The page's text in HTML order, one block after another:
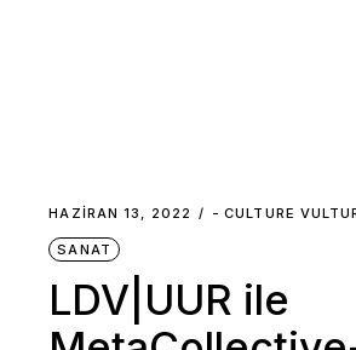
HAZIRAN 13, 2022 - CULTURE
SANAT
LDV|UUR ile